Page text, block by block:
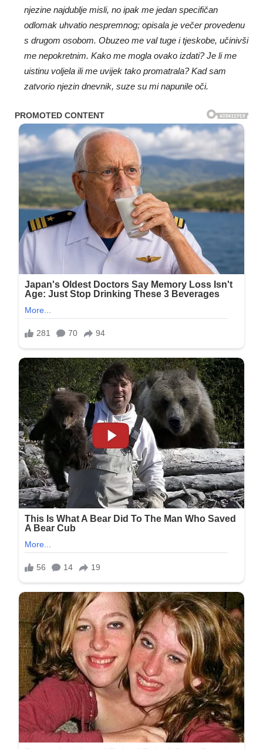
njezine najdublje misli, no ipak me jedan specifičan
odlomak uhvatio nespremnog; opisala je večer provedenu
s drugom osobom. Obuzeo me val tuge i tjeskobe, učinivši
me nepokretnim. Kako me mogla ovako izdati? Je li me
uistinu voljela ili me uvijek tako promatrala? Kad sam
zatvorio njezin dnevnik, suze su mi napunile oči.